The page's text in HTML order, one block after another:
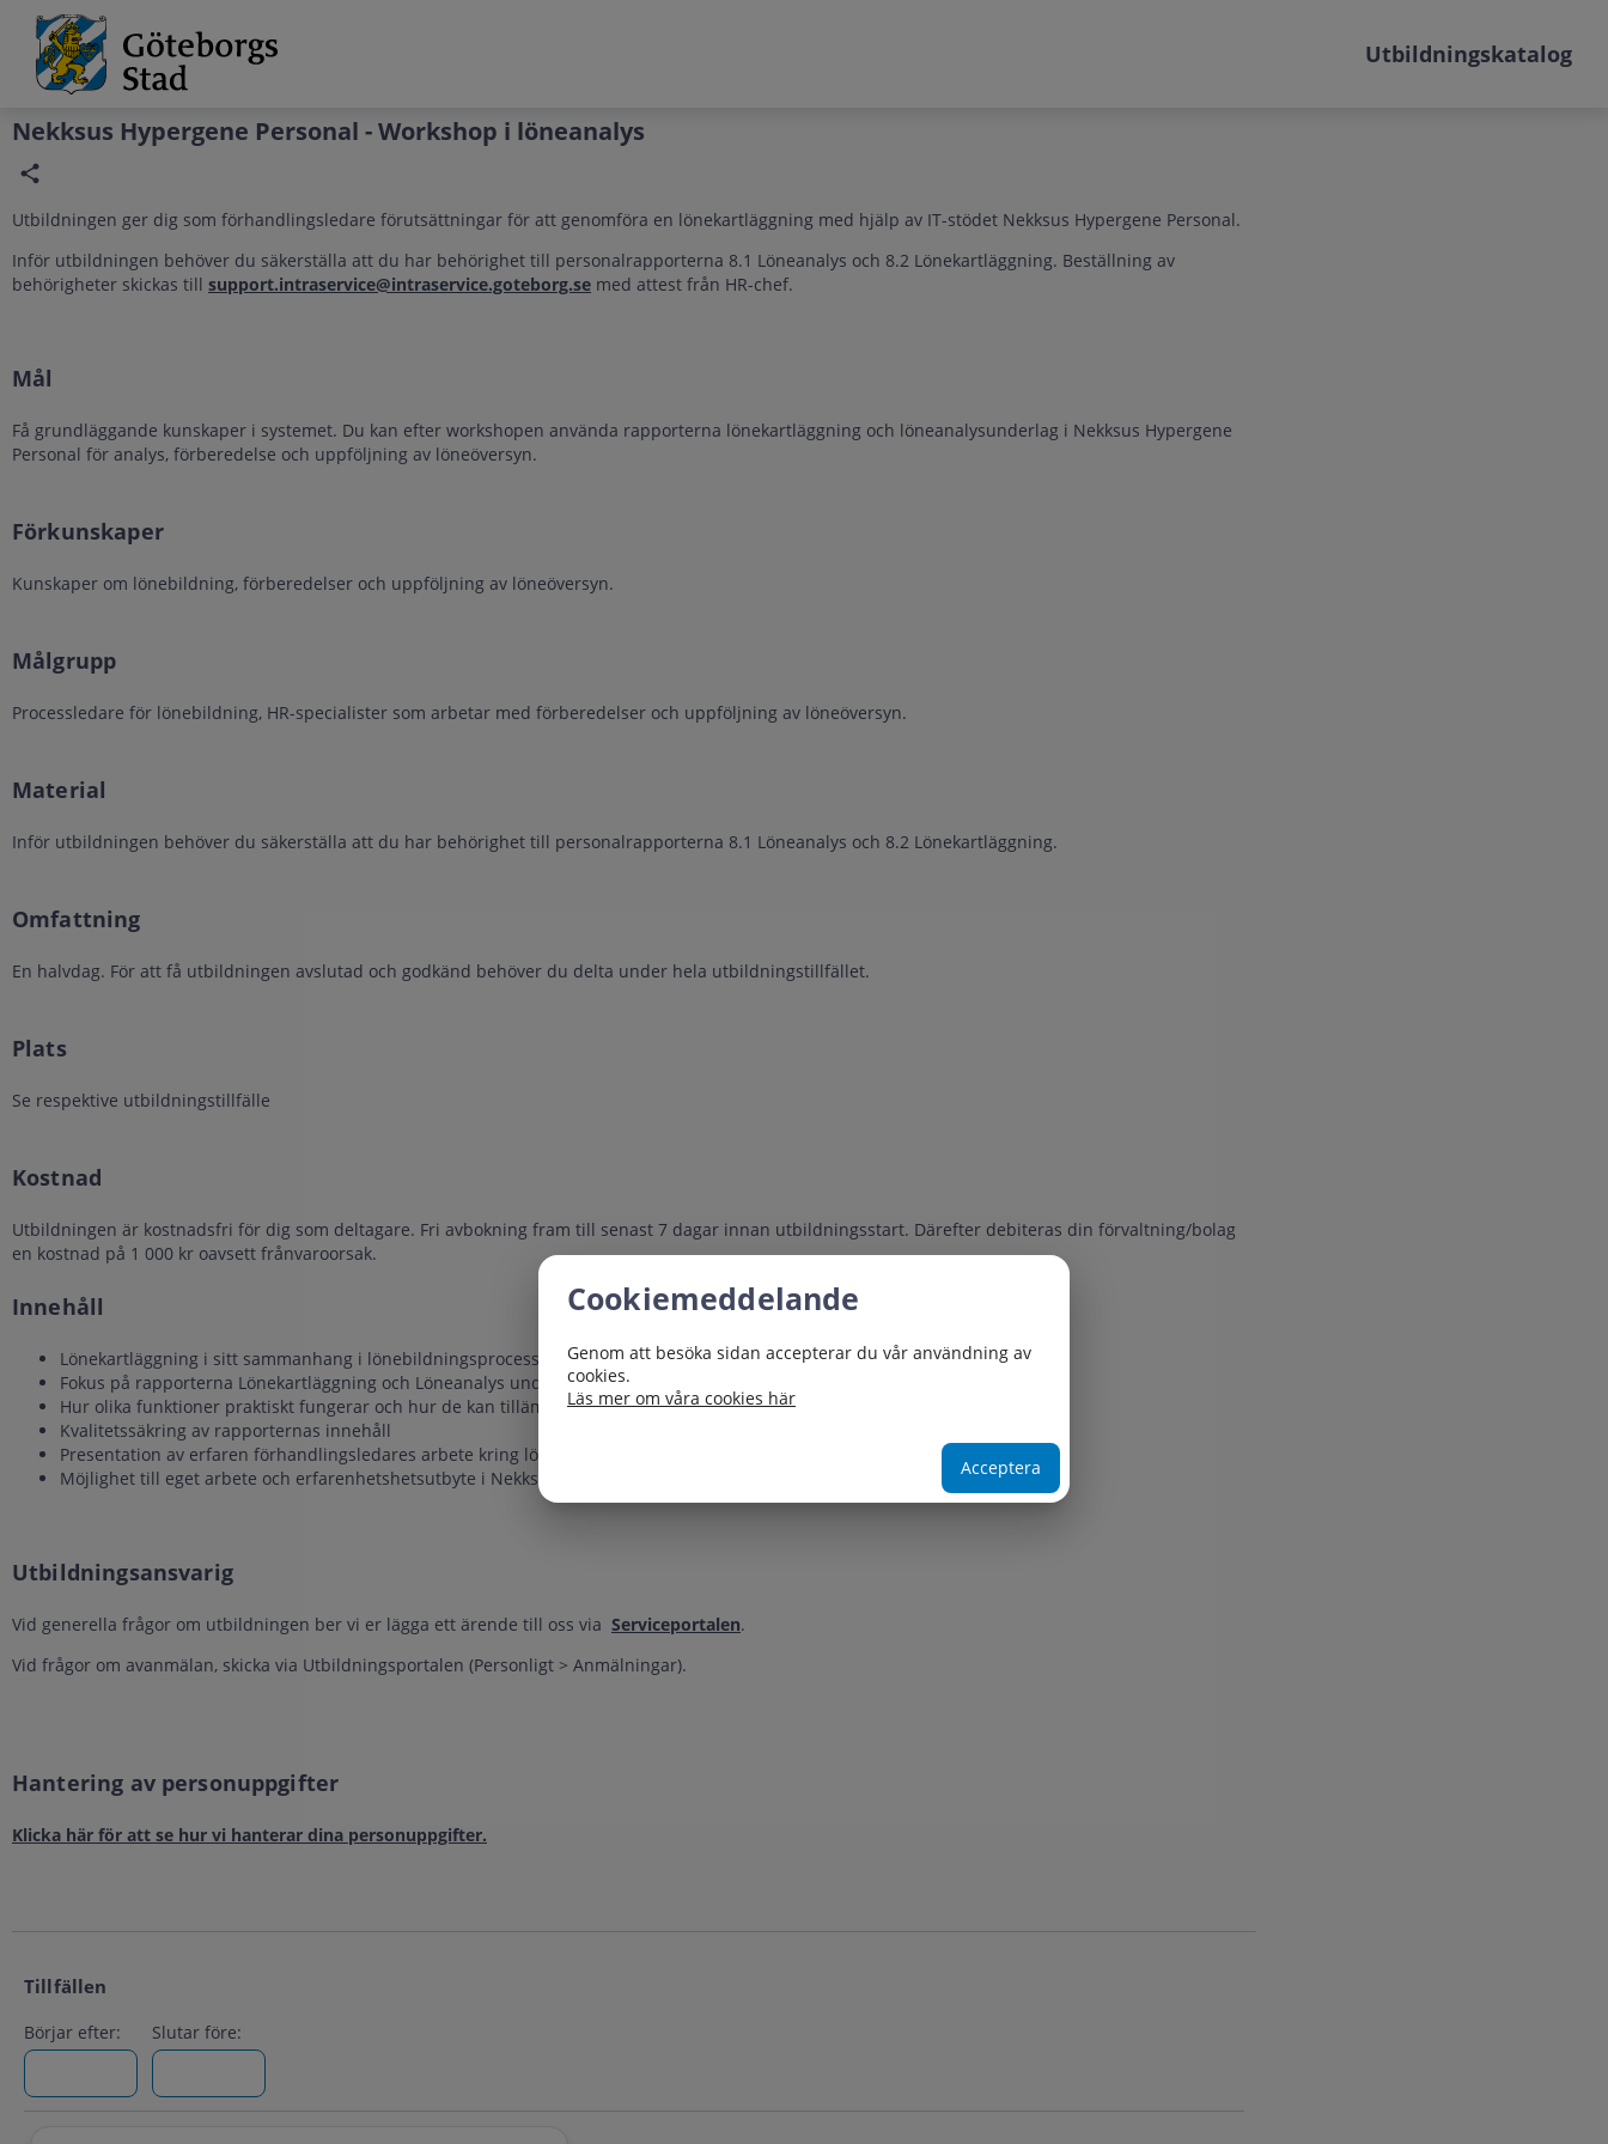
Grade
Portal
Utbildningskatalog
Nekksus Hypergene Personal - Workshop i löneanalys
Utbildningen ger dig som förhandlingsledare förutsättningar för att genomföra en lönekartläggning med hjälp av IT-stödet Nekksus Hypergene Personal.
Inför utbildningen behöver du säkerställa att du har behörighet till personalrapporterna 8.1 Löneanalys och 8.2 Lönekartläggning. Beställning av
behörigheter skickas till support.intraservice@intraservice.goteborg.se med attest från HR-chef.
Mål
Få grundläggande kunskaper i systemet. Du kan efter workshopen använda rapporterna lönekartläggning och löneanalysunderlag i Nekksus Hypergene
Personal för analys, förberedelse och uppföljning av löneöversyn.
Förkunskaper
Kunskaper om lönebildning, förberedelser och uppföljning av löneöversyn.
Målgrupp
Processledare för lönebildning, HR-specialister som arbetar med förberedelser och uppföljning av löneöversyn.
Material
Inför utbildningen behöver du säkerställa att du har behörighet till personalrapporterna 8.1 Löneanalys och 8.2 Lönekartläggning.
Omfattning
En halvdag. För att få utbildningen avslutad och godkänd behöver du delta under hela utbildningstillfället.
Plats
Se respektive utbildningstillfälle
Kostnad
Utbildningen är kostnadsfri för dig som deltagare. Fri avbokning fram till senast 7 dagar innan utbildningsstart. Därefter debiteras din förvaltning/bolag
en kostnad på 1 000 kr oavsett frånvaroorsak.
Innehåll
Lönekartläggning i sitt sammanhang i lönebildningsprocessen
Fokus på rapporterna Lönekartläggning och Löneanalys underlag
Hur olika funktioner praktiskt fungerar och hur de kan tillämpas för analys, förberedelse och uppföljning
Kvalitetssäkring av rapporternas innehåll
Presentation av erfaren förhandlingsledares arbete kring lönekartläggning och hur rapporterna används i praktiken
Möjlighet till eget arbete och erfarenhetshetsutbyte i Nekksus efter eget behov, med stöd av utbildare
Utbildningsansvarig
Vid generella frågor om utbildningen ber vi er lägga ett ärende till oss via Serviceportalen.
Vid frågor om avanmälan, skicka via Utbildningsportalen (Personligt > Anmälningar).
Hantering av personuppgifter
Klicka här för att se hur vi hanterar dina personuppgifter.
Tillfällen
Börjar efter: Slutar före:
Cookiemeddelande
Genom att besöka sidan accepterar du vår användning av
cookies.
Läs mer om våra cookies här
Acceptera